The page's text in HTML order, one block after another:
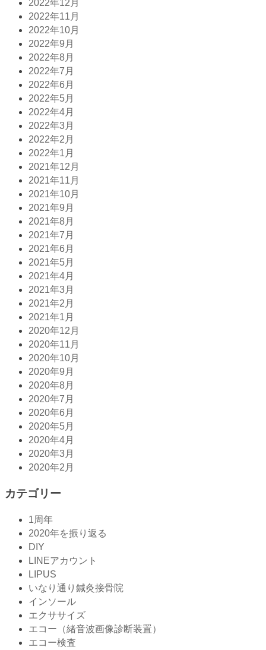
2022年12月
2022年11月
2022年10月
2022年9月
2022年8月
2022年7月
2022年6月
2022年5月
2022年4月
2022年3月
2022年2月
2022年1月
2021年12月
2021年11月
2021年10月
2021年9月
2021年8月
2021年7月
2021年6月
2021年5月
2021年4月
2021年3月
2021年2月
2021年1月
2020年12月
2020年11月
2020年10月
2020年9月
2020年8月
2020年7月
2020年6月
2020年5月
2020年4月
2020年3月
2020年2月
カテゴリー
1周年
2020年を振り返る
DIY
LINEアカウント
LIPUS
いなり通り鍼灸接骨院
インソール
エクササイズ
エコー（緒音波画像診断装置）
エコー検査